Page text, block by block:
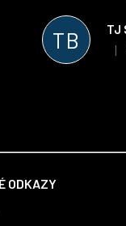
TB
TJ
|
velmi kvalitní a
oceňujeme také
který je
ODKAZY